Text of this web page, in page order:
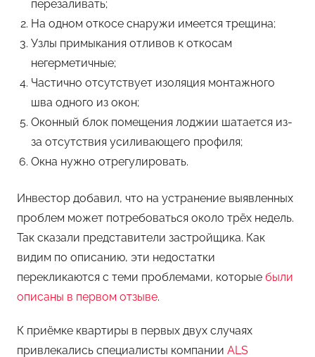
перезаливать;
На одном откосе снаружи имеется трещина;
Узлы примыкания отливов к откосам
негерметичные;
Частично отсутствует изоляция монтажного
шва одного из окон;
Оконный блок помещения лоджии шатается из-
за отсутствия усиливающего профиля;
Окна нужно отрегулировать.
Инвестор добавил, что на устранение выявленных
проблем может потребоваться около трёх недель.
Так сказали представители застройщика. Как
видим по описанию, эти недостатки
перекликаются с теми проблемами, которые были
описаны в первом отзыве.
К приёмке квартиры в первых двух случаях
привлекались специалисты компании ALS